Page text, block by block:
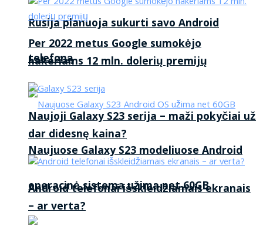
Rusija planuoja sukurti savo Android
telefoną
Naujuose Galaxy S23 modeliuose Android
operacinė sistema užima net 60GB
Per 2022 metus Google sumokėjo
hakeriams 12 mln. dolerių premijų
Naujoji Galaxy S23 serija – maži pokyčiai už
dar didesnę kaina?
Android telefonai išskleidžiamais ekranais
– ar verta?